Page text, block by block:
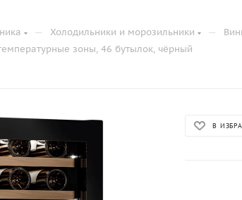
— Холодильники и морозильники —
зоны, 46 бутылок, чёрный
В